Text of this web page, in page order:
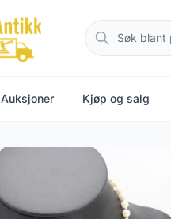
Auksjoner Kjøp og salg